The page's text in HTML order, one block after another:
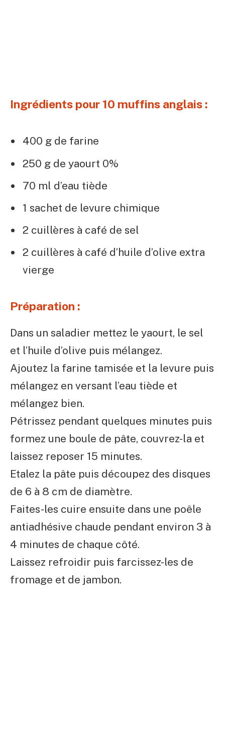
Ingrédients pour 10 muffins anglais :
400 g de farine
250 g de yaourt 0%
70 ml d’eau tiède
1 sachet de levure chimique
2 cuillères à café de sel
2 cuillères à café d’huile d’olive extra
vierge
Préparation :
Dans un saladier mettez le yaourt, le sel
et l’huile d’olive puis mélangez.
Ajoutez la farine tamisée et la levure puis
mélangez en versant l’eau tiède et
mélangez bien.
Pétrissez pendant quelques minutes puis
formez une boule de pâte, couvrez-la et
laissez reposer 15 minutes.
Etalez la pâte puis découpez des disques
de 6 à 8 cm de diamètre.
Faites-les cuire ensuite dans une poêle
antiadhésive chaude pendant environ 3 à
4 minutes de chaque côté.
Laissez refroidir puis farcissez-les de
fromage et de jambon.